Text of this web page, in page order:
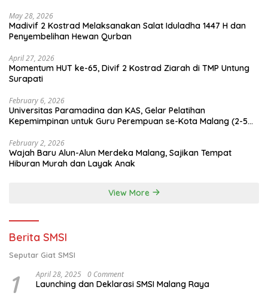
May 28, 2026
Madivif 2 Kostrad Melaksanakan Salat Iduladha 1447 H dan
Penyembelihan Hewan Qurban
April 27, 2026
Momentum HUT ke-65, Divif 2 Kostrad Ziarah di TMP Untung
Surapati
February 6, 2026
Universitas Paramadina dan KAS, Gelar Pelatihan
Kepemimpinan untuk Guru Perempuan se-Kota Malang (2-5
February 2, 2026
Wajah Baru Alun-Alun Merdeka Malang, Sajikan Tempat
Hiburan Murah dan Layak Anak
View More
Berita SMSI
Seputar Giat SMSI
1 April 28, 2025 0 Comment
Launching dan Deklarasi SMSI Malang Raya